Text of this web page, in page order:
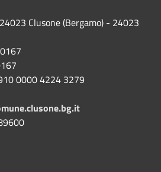
Clusone (Bergamo) - 24023
0000 4224 3279